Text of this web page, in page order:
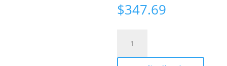
$347.69
cantidad